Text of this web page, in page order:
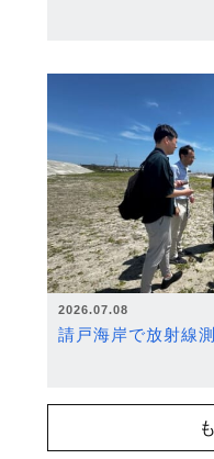
2026.07.08
請戸海岸で放射線